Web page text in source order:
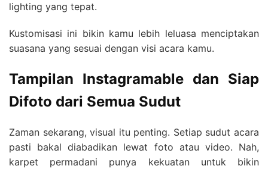
lighting yang tepat.
Kustomisasi ini bikin kamu lebih leluasa menciptakan
suasana yang sesuai dengan visi acara kamu.
Tampilan Instagramable dan Siap
Difoto dari Semua Sudut
Zaman sekarang, visual itu penting. Setiap sudut acara
pasti bakal diabadikan lewat foto atau video. Nah,
karpet permadani punya kekuatan untuk bikin